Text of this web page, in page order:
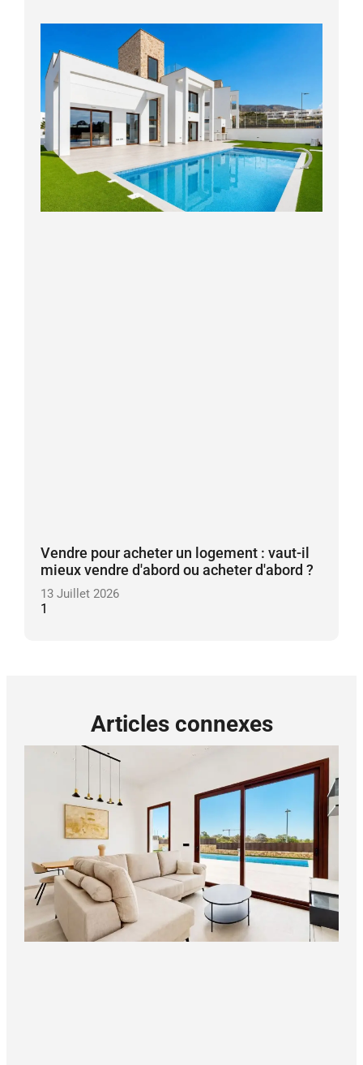
Vendre pour acheter un logement : vaut-il
mieux vendre d'abord ou acheter d'abord ?
13 Juillet 2026
Articles connexes